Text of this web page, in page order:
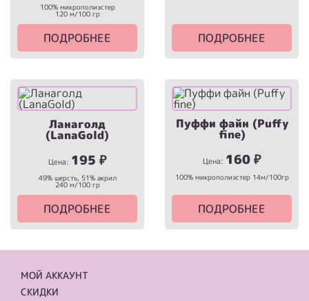
100% микрополиэстер
120 м/100 гр
ПОДРОБНЕЕ ПОДРОБНЕЕ
Ланаголд
(LanaGold)
Цена: 195 ₽
49% шерсть, 51% акрил
240 м/100 гр
ПОДРОБНЕЕ
Пуффи файн (Puffy
fine)
Цена: 160 ₽
100% микрополиэстер 14м/100гр
ПОДРОБНЕЕ
МОЙ АККАУНТ
СКИДКИ